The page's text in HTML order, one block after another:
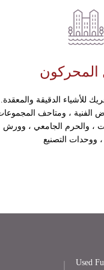
المحركون
للأشياء الدقيقة والمعقدة.
الفنية ، ومتاحف
، والحرم الجامعي ، وورش
Used